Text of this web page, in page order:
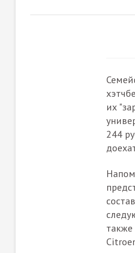
их
244